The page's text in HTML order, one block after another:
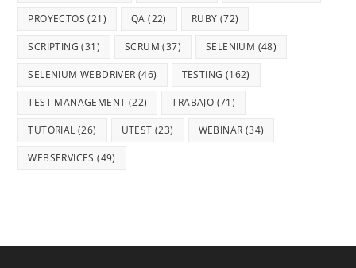
PROYECTOS (21) QA (22) RUBY (72)
SCRIPTING (31) SCRUM (37) SELENIUM (48)
SELENIUM WEBDRIVER (46) TESTING (162)
TEST MANAGEMENT (22) TRABAJO (71)
TUTORIAL (26) UTEST (23) WEBINAR (34)
WEBSERVICES (49)